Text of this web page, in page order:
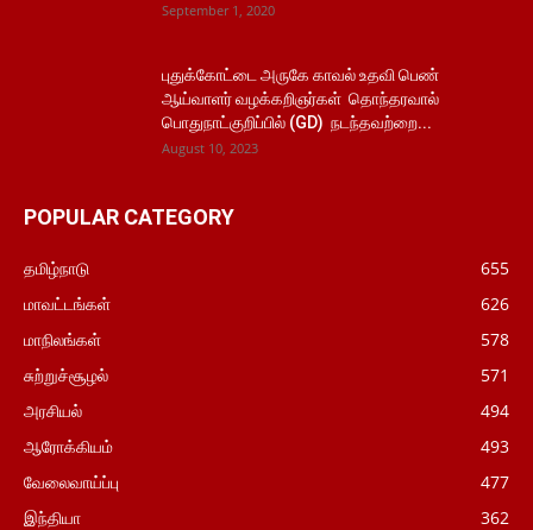
September 1, 2020
புதுக்கோட்டை அருகே காவல் உதவி பெண்
ஆய்வாளர் வழக்கறிஞர்கள் தொந்தரவால்
பொதுநாட்குறிப்பில் (GD) நடந்தவற்றை...
August 10, 2023
POPULAR CATEGORY
தமிழ்நாடு
655
மாவட்டங்கள்
626
மாநிலங்கள்
578
சுற்றுச்சூழல்
571
அரசியல்
494
ஆரோக்கியம்
493
வேலைவாய்ப்பு
477
இந்தியா
362